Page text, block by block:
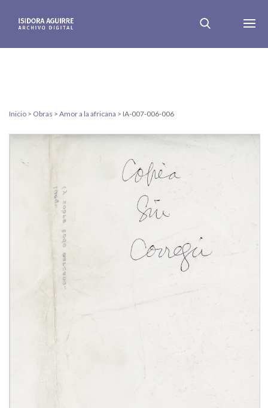
Inicio > Obras > Amor a la africana > IA-007-006-006